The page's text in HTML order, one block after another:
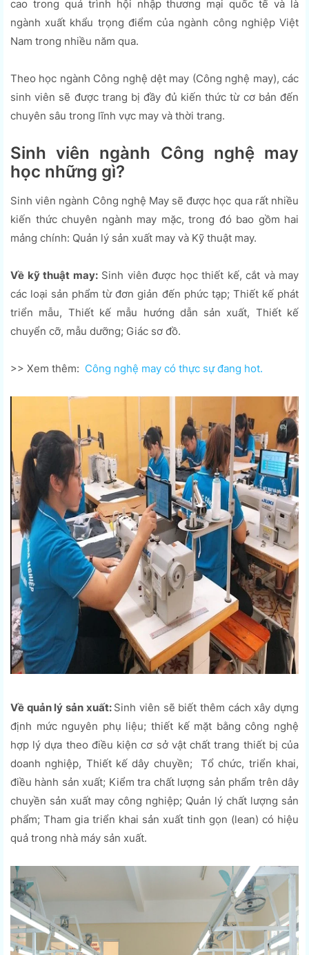
cao trong quá trình hội nhập thương mại quốc tế và là
ngành xuất khẩu trọng điểm của ngành công nghiệp Việt
Nam trong nhiều năm qua.
Theo học ngành Công nghệ dệt may (Công nghệ may), các
sinh viên sẽ được trang bị đầy đủ kiến thức từ cơ bản đến
chuyên sâu trong lĩnh vực may và thời trang.
Sinh viên ngành Công nghệ may
học những gì?
Sinh viên ngành Công nghệ May sẽ được học qua rất nhiều
kiến thức chuyên ngành may mặc, trong đó bao gồm hai
mảng chính: Quản lý sản xuất may và Kỹ thuật may.
Về kỹ thuật may:Sinh viên được học thiết kế, cắt và may
các loại sản phẩm từ đơn giản đến phức tạp; Thiết kế phát
triển mẫu, Thiết kế mẫu hướng dẫn sản xuất, Thiết kế
chuyển cỡ, mẫu dưỡng; Giác sơ đồ.
>> Xem thêm: Công nghệ may có thực sự đang hot.
Về quản lý sản xuất: Sinh viên sẽ biết thêm cách xây dựng
định mức nguyên phụ liệu; thiết kế mặt bằng công nghệ
hợp lý dựa theo điều kiện cơ sở vật chất trang thiết bị của
doanh nghiệp, Thiết kế dây chuyền; Tổ chức, triển khai,
điều hành sản xuất; Kiểm tra chất lượng sản phẩm trên dây
chuyền sản xuất may công nghiệp; Quản lý chất lượng sản
phẩm; Tham gia triển khai sản xuất tinh gọn (lean) có hiệu
quả trong nhà máy sản xuất.